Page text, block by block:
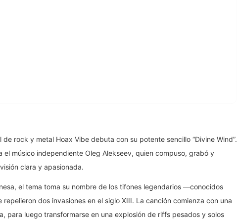
rock y metal Hoax Vibe debuta con su potente sencillo “Divine Wind”.
el músico independiente Oleg Alekseev, quien compuso, grabó y
clara y apasionada.
el tema toma su nombre de los tifones legendarios —conocidos
dos invasiones en el siglo XIII. La canción comienza con una
para luego transformarse en una explosión de riffs pesados y solos